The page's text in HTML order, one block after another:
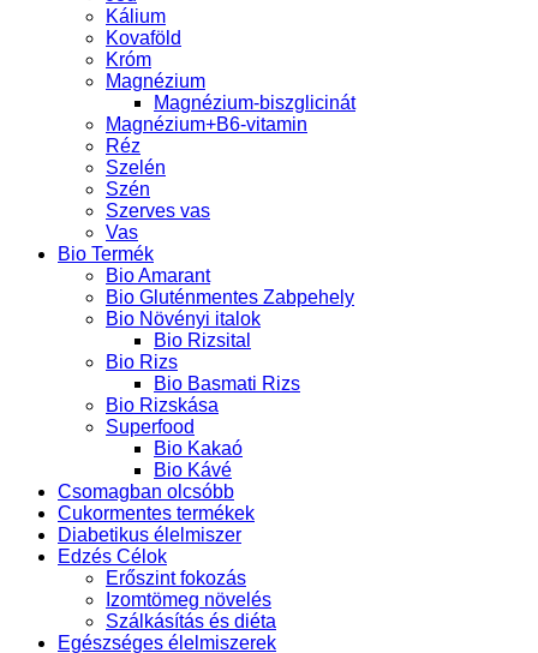
Kálium
Kovaföld
Króm
Magnézium
Magnézium-biszglicinát
Magnézium+B6-vitamin
Réz
Szelén
Szén
Szerves vas
Vas
Bio Termék
Bio Amarant
Bio Gluténmentes Zabpehely
Bio Növényi italok
Bio Rizsital
Bio Rizs
Bio Basmati Rizs
Bio Rizskása
Superfood
Bio Kakaó
Bio Kávé
Csomagban olcsóbb
Cukormentes termékek
Diabetikus élelmiszer
Edzés Célok
Erőszint fokozás
Izomtömeg növelés
Szálkásítás és diéta
Egészséges élelmiszerek